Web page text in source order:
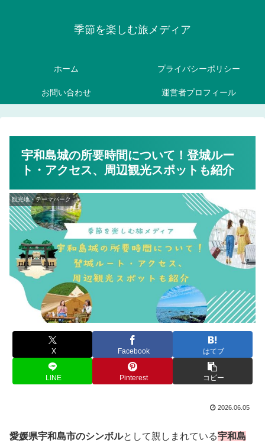
季節を楽しむ旅メディア
ホーム プライバシーポリシー
お問い合わせ 運営者プロフィール
宇和島城の所要時間について！登城ルー
ト・アクセス、周辺観光スポットも紹介
観光地・テーマパーク
X Facebook はてブ
LINE Pinterest コピー
2026.06.05
愛媛県宇和島市のシンボルとして親しまれている宇和島